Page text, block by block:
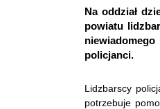
Na oddział
powiatu
policjanci.
Lidzbarscy
potrzebuje